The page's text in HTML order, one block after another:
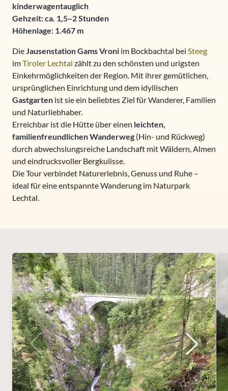
kinderwagentauglich
Gehzeit: ca. 1,5–2 Stunden
Höhenlage: 1.467 m
Die Jausenstation Gams Vroni im Bockbachtal bei Steeg
imTiroler Lechtal zählt zu den schönsten und urigsten
Einkehrmöglichkeiten der Region. Mit ihrer gemütlichen,
ursprünglichen Einrichtung und dem idyllischen
Gastgarten ist sie ein beliebtes Ziel für Wanderer, Familien
und Naturliebhaber.
Erreichbar ist die Hütte über einen leichten,
familienfreundlichen Wanderweg (Hin- und Rückweg)
durch abwechslungsreiche Landschaft mit Wäldern, Almen
und eindrucksvoller Bergkulisse.
Die Tour verbindet Naturerlebnis, Genuss und Ruhe –
ideal für eine entspannte Wanderung im Naturpark
Lechtal.